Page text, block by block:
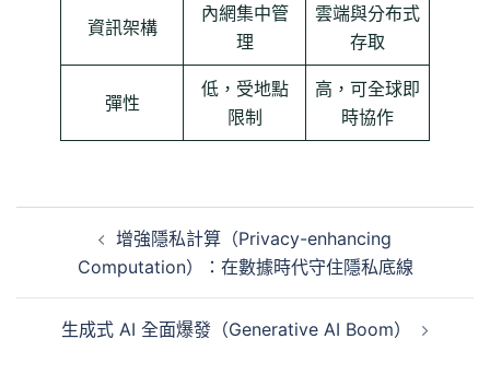
資訊架構
內網集中管
理
雲端與分布式
存取
彈性
低，受地點
限制
高，可全球即
時協作
文
增強隱私計算（Privacy-enhancing
Computation）：在數據時代守住隱私底線
生成式 AI 全面爆發（Generative AI Boom）